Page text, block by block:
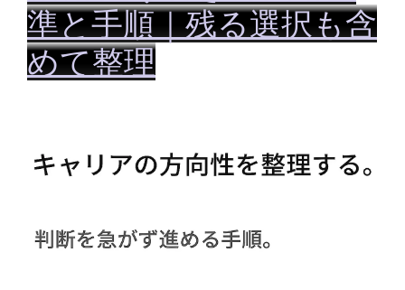
準と手順｜残る選択も含
めて整理